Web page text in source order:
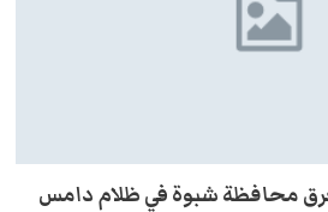
محافظة شبوة في ظلام دامس